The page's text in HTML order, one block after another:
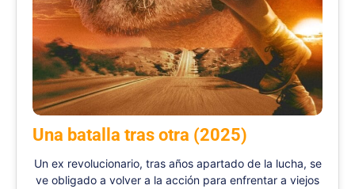
Una batalla tras otra (2025)
Un ex revolucionario, tras años apartado de la lucha, se
ve obligado a volver a la acción para enfrentar a viejos